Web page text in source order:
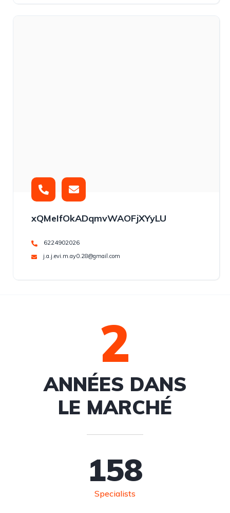
xQMeIfOkADqmvWAOFjXYyLU
6224902026
j.a.j.evi.m.ay0.28@gmail.com
2
ANNÉES DANS
LE MARCHÉ
158
Specialists